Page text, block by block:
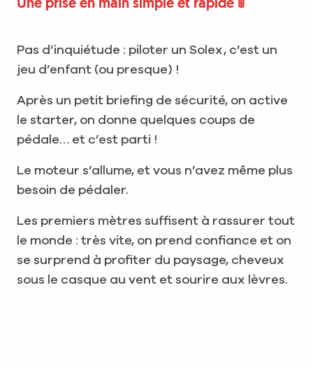
Une prise en main simple et rapide 🚦
Pas d’inquiétude : piloter un Solex, c’est un
jeu d’enfant (ou presque) !
Après un petit briefing de sécurité, on active
le starter, on donne quelques coups de
pédale… et c’est parti !
Le moteur s’allume, et vous n’avez même plus
besoin de pédaler.
Les premiers mètres suffisent à rassurer tout
le monde : très vite, on prend confiance et on
se surprend à profiter du paysage, cheveux
sous le casque au vent et sourire aux lèvres.